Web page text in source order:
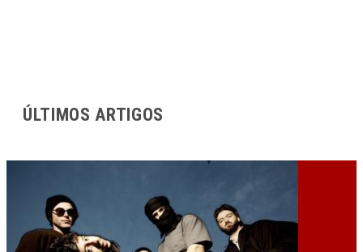
ÚLTIMOS ARTIGOS